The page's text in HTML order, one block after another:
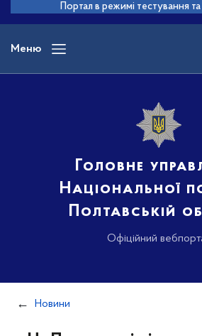
основного
вмісту
Портал в режимі тестування
Меню
Головне
Національної
Полтавській
Офіційний
Новини